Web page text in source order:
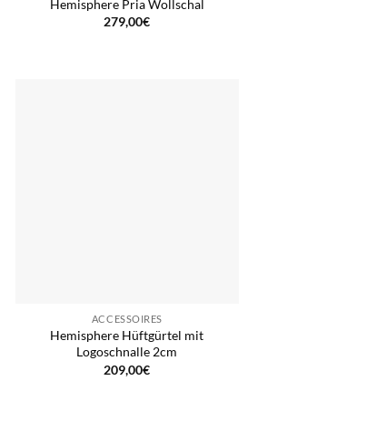
Hemisphere Pria Wollschal
279,00€
ACCESSOIRES
Hemisphere Hüftgürtel mit
Logoschnalle 2cm
209,00€